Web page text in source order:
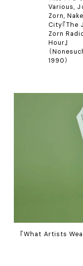
Various,
Zorn,
City『The
Zorn
Hour』
（
1990）
『What Artists